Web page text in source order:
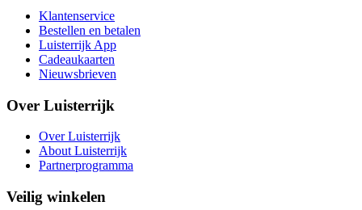
Klantenservice
Bestellen en betalen
Luisterrijk App
Cadeaukaarten
Nieuwsbrieven
Over Luisterrijk
Over Luisterrijk
About Luisterrijk
Partnerprogramma
Veilig winkelen